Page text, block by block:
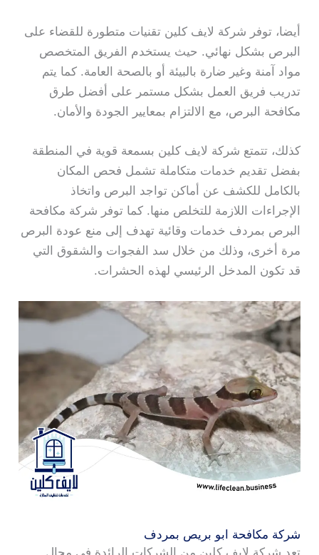
أيضا، توفر شركة لايف كلين تقنيات متطورة للقضاء على
البرص بشكل نهائي. حيث يستخدم الفريق المتخصص
مواد آمنة وغير ضارة بالبيئة أو بالصحة العامة. كما يتم
تدريب فريق العمل بشكل مستمر على أفضل طرق
مكافحة البرص، مع الالتزام بمعايير الجودة والأمان.
كذلك، تتمتع شركة لايف كلين بسمعة قوية في المنطقة
بفضل تقديم خدمات متكاملة تشمل فحص المكان
بالكامل للكشف عن أماكن تواجد البرص واتخاذ
الإجراءات اللازمة للتخلص منها. كما توفر شركة مكافحة
البرص بمردف خدمات وقائية تهدف إلى منع عودة البرص
مرة أخرى، وذلك من خلال سد الفجوات والشقوق التي
قد تكون المدخل الرئيسي لهذه الحشرات.
شركة مكافحة ابو بريص بمردف